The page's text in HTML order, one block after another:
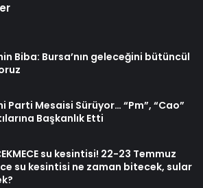
Biba: Bursa’nın geleceğini bütüncül
Parti Mesaisi Sürüyor… “Pm”, “Cao”
Başkanlık Etti
su kesintisi! 22-23 Temmuz
su kesintisi ne zaman bitecek, sular